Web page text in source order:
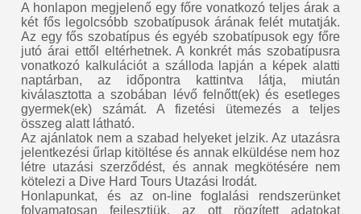
A honlapon megjelenő egy főre vonatkozó teljes árak a
két fős legolcsóbb szobatípusok árának felét mutatják.
Az egy fős szobatípus és egyéb szobatípusok egy főre
jutó árai ettől eltérhetnek. A konkrét más szobatípusra
vonatkozó kalkulációt a szálloda lapján a képek alatti
naptárban, az időpontra kattintva látja, miután
kiválasztotta a szobában lévő felnőtt(ek) és esetleges
gyermek(ek) számát. A fizetési ütemezés a teljes
összeg alatt látható.
Az ajánlatok nem a szabad helyeket jelzik. Az utazásra
jelentkezési űrlap kitöltése és annak elküldése nem hoz
létre utazási szerződést, és annak megkötésére nem
kötelezi a Dive Hard Tours Utazási Irodát.
Honlapunkat, és az on-line foglalási rendszerünket
folyamatosan fejlesztjük, az ott rögzített adatokat